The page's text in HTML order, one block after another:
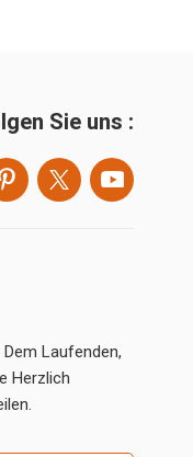
Sie uns :
Laufenden,
Herzlich